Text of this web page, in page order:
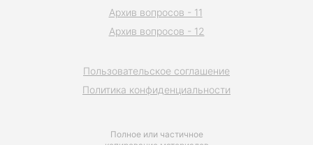
Полное или частичное
Пользовательское соглашение
Политика конфиденциальности
Архив вопросов - 11
Архив вопросов - 12